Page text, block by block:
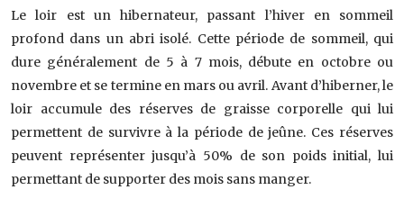
Le loir est un hibernateur, passant l’hiver en sommeil
profond dans un abri isolé. Cette période de sommeil, qui
dure généralement de 5 à 7 mois, débute en octobre ou
novembre et se termine en mars ou avril. Avant d’hiberner, le
loir accumule des réserves de graisse corporelle qui lui
permettent de survivre à la période de jeûne. Ces réserves
peuvent représenter jusqu’à 50% de son poids initial, lui
permettant de supporter des mois sans manger.